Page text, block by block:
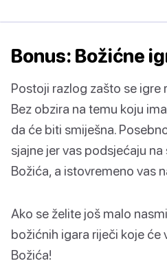
Bonus: Božićne
Postoji razlog zašto se igre
Bez obzira na temu koju
da će biti smiješna.
sjajne jer vas podsjećaju
Božića, a istovremeno vas
Ako se želite još malo
božićnih igara riječi koje će
Božića!